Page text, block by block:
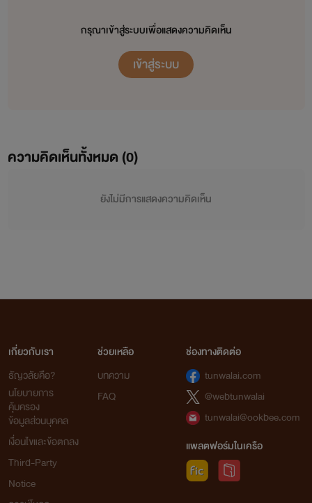
กรุณาเข้าสู่ระบบเพื่อแสดงความคิดเห็น
เข้าสู่ระบบ
ความคิดเห็นทั้งหมด (0)
ยังไม่มีการแสดงความคิดเห็น
เกี่ยวกับเรา
ธัญวลัยคือ?
นโยบายการ
คุ้มครอง
ข้อมูลส่วนบุคคล
เงื่อนไขและข้อตกลง
Third-Party
Notice
ช่วยเหลือ
บทความ
FAQ
ช่องทางติดต่อ
tunwalai.com
@webtunwalai
tunwalai@ookbee.com
แพลตฟอร์มในเครือ